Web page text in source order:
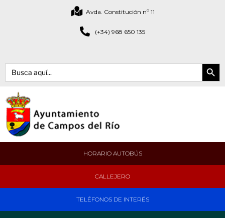
Avda. Constitución nº 11
(+34) 968 650 135
Buscar: Botón de
HORARIO AUTOBÚS
CALLEJERO
TELÉFONOS DE INTERÉS